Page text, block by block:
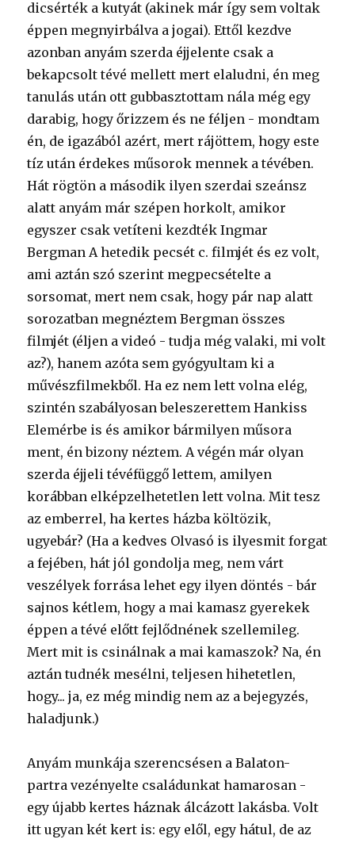
dicsérték a kutyát (akinek már így sem voltak
éppen megnyirbálva a jogai). Ettől kezdve
azonban anyám szerda éjjelente csak a
bekapcsolt tévé mellett mert elaludni, én meg
tanulás után ott gubbasztottam nála még egy
darabig, hogy őrizzem és ne féljen - mondtam
én, de igazából azért, mert rájöttem, hogy este
tíz után érdekes műsorok mennek a tévében.
Hát rögtön a második ilyen szerdai szeánsz
alatt anyám már szépen horkolt, amikor
egyszer csak vetíteni kezdték Ingmar
Bergman A hetedik pecsét c. filmjét és ez volt,
ami aztán szó szerint megpecsételte a
sorsomat, mert nem csak, hogy pár nap alatt
sorozatban megnéztem Bergman összes
filmjét (éljen a videó - tudja még valaki, mi volt
az?), hanem azóta sem gyógyultam ki a
művészfilmekből. Ha ez nem lett volna elég,
szintén szabályosan beleszerettem Hankiss
Elemérbe is és amikor bármilyen műsora
ment, én bizony néztem. A végén már olyan
szerda éjjeli tévéfüggő lettem, amilyen
korábban elképzelhetetlen lett volna. Mit tesz
az emberrel, ha kertes házba költözik,
ugyebár? (Ha a kedves Olvasó is ilyesmit forgat
a fejében, hát jól gondolja meg, nem várt
veszélyek forrása lehet egy ilyen döntés - bár
sajnos kétlem, hogy a mai kamasz gyerekek
éppen a tévé előtt fejlődnének szellemileg.
Mert mit is csinálnak a mai kamaszok? Na, én
aztán tudnék mesélni, teljesen hihetetlen,
hogy... ja, ez még mindig nem az a bejegyzés,
haladjunk.)
Anyám munkája szerencsésen a Balaton-
partra vezényelte családunkat hamarosan -
egy újabb kertes háznak álcázott lakásba. Volt
itt ugyan két kert is: egy elől, egy hátul, de az